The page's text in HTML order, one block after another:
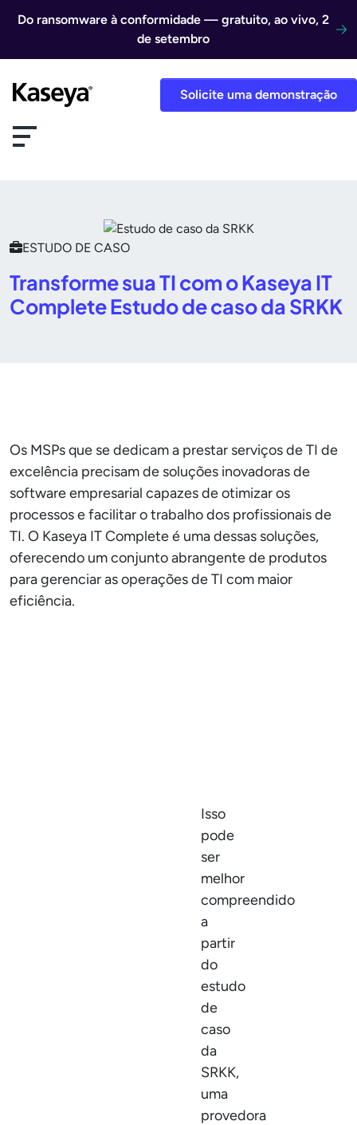
Do ransomware à conformidade — gratuito, ao vivo, 2
de setembro
Solicite uma demonstração
ESTUDO DE CASO
Transforme sua TI com o Kaseya IT
Complete Estudo de caso da SRKK
Os MSPs que se dedicam a prestar serviços de TI de
excelência precisam de soluções inovadoras de
software empresarial capazes de otimizar os
processos e facilitar o trabalho dos profissionais de
TI. O Kaseya IT Complete é uma dessas soluções,
oferecendo um conjunto abrangente de produtos
para gerenciar as operações de TI com maior
eficiência.
Isso
pode
ser
melhor
compreendido
a
partir
do
estudo
de
caso
da
SRKK,
uma
provedora